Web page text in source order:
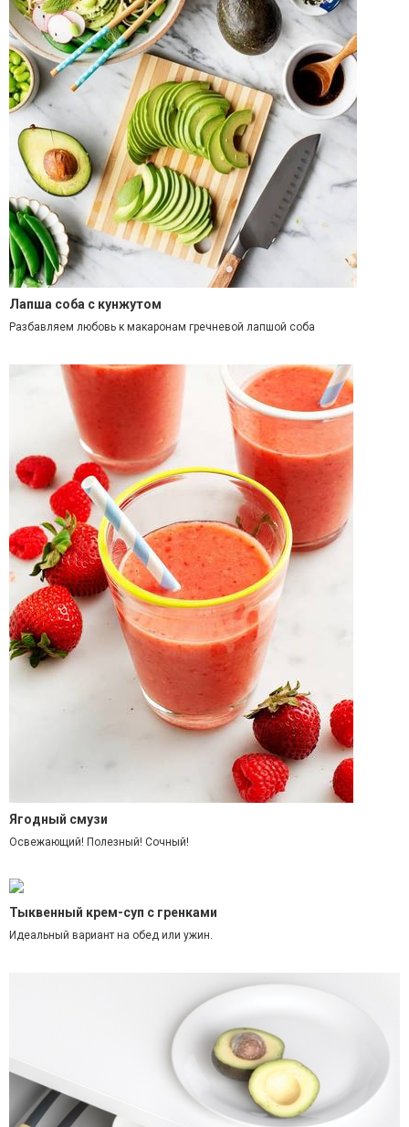
Лапша соба с кунжутом
Разбавляем любовь к макаронам гречневой лапшой соба
Ягодный смузи
Освежающий! Полезный! Сочный!
Тыквенный крем-суп с гренками
Идеальный вариант на обед или ужин.